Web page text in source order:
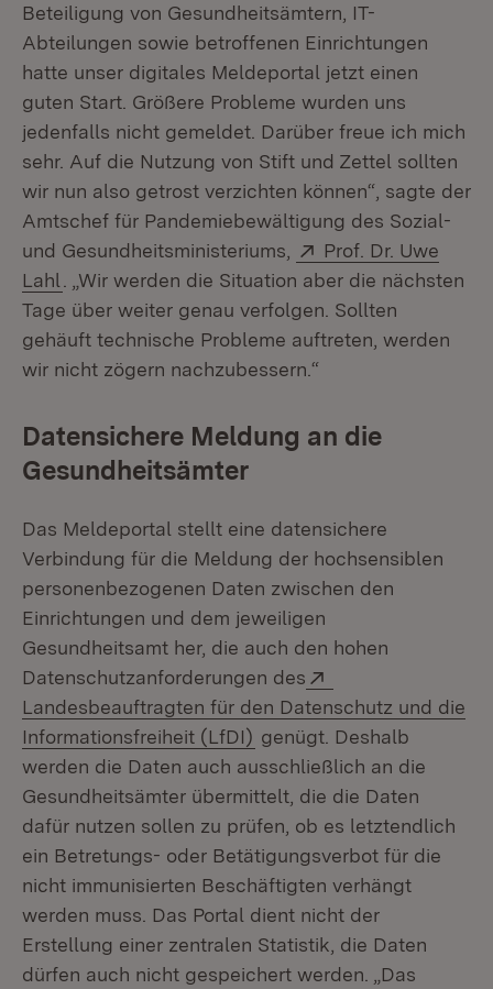
Beteiligung von Gesundheitsämtern, IT-
Abteilungen sowie betroffenen Einrichtungen
hatte unser digitales Meldeportal jetzt einen
guten Start. Größere Probleme wurden uns
jedenfalls nicht gemeldet. Darüber freue ich mich
sehr. Auf die Nutzung von Stift und Zettel sollten
wir nun also getrost verzichten können“, sagte der
Amtschef für Pandemiebewältigung des Sozial-
und Gesundheitsministeriums,
Extern:
Prof. Dr. Uwe
Lahl (Öffnet in neuem Fenster)
. „Wir werden die Situation aber die nächsten
Tage über weiter genau verfolgen. Sollten
gehäuft technische Probleme auftreten, werden
wir nicht zögern nachzubessern.“
Datensichere Meldung an die
Gesundheitsämter
Das Meldeportal stellt eine datensichere
Verbindung für die Meldung der hochsensiblen
personenbezogenen Daten zwischen den
Einrichtungen und dem jeweiligen
Gesundheitsamt her, die auch den hohen
Datenschutzanforderungen des
Landesbeauftragten für den Datenschutz und die
Informationsfreiheit (LfDI) (Öffnet in neuem Fenster)
genügt. Deshalb
werden die Daten auch ausschließlich an die
Gesundheitsämter übermittelt, die die Daten
dafür nutzen sollen zu prüfen, ob es letztendlich
ein Betretungs- oder Betätigungsverbot für die
nicht immunisierten Beschäftigten verhängt
werden muss. Das Portal dient nicht der
Erstellung einer zentralen Statistik, die Daten
dürfen auch nicht gespeichert werden. „Das